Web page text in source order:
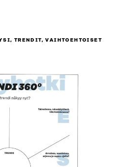
TRENDIT, VAIHTOEHTOISET